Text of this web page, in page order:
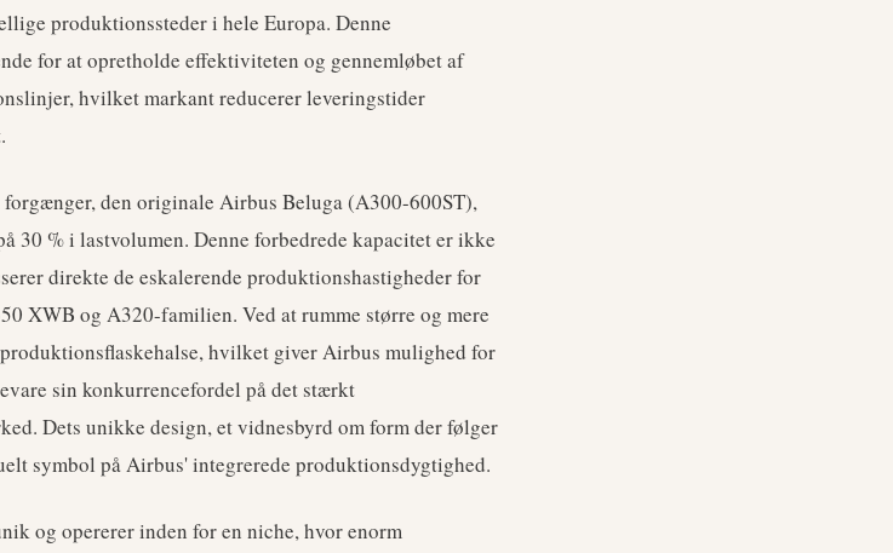
produktionssteder i hele Europa. Denne
for at opretholde effektiviteten og gennemløbet af
hvilket markant reducerer leveringstider
den originale Airbus Beluga (A300-600ST),
30 % i lastvolumen. Denne forbedrede kapacitet er ikke
direkte de eskalerende produktionshastigheder for
XWB og A320-familien. Ved at rumme større og mere
hvilket giver Airbus mulighed for
sin konkurrencefordel på det stærkt
Dets unikke design, et vidnesbyrd om form der følger
symbol på Airbus' integrerede produktionsdygtighed.
og opererer inden for en niche, hvor enorm